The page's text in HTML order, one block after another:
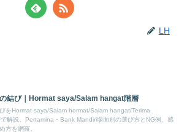
LH
結び｜Hormat saya/Salam hangat階層
をHormat saya/Salam hormat/Salam hangat/Terima
解説。Pertamina・Bank Mandiri場面別の選び方とNG例、感
方を網羅。